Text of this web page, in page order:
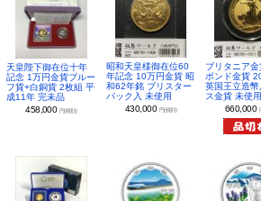
天皇陛下御在位十年
記念 1万円金貨プルー
フ貨+白銅貨 2枚組 平
成11年 完未品
458,000 円(税別)
昭和天皇様御在位60
年記念 10万円金貨 昭
和62年銘 ブリスター
パック入 未使用
430,000 円(税別)
ブリタニア
ポンド金貨
英国王立造
ス金貨 未使用
660,000